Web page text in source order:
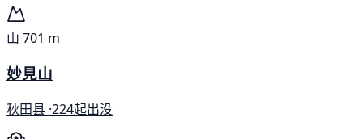
山 701 m
妙見山
秋田县 ·224起出没